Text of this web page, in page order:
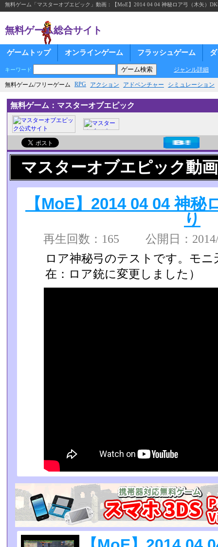
無料ゲーム「マスターオブエピック」動画：【MoE】2014 04 04 神秘ロア弓（木矢）
無料ゲーム総合サイト
ゲームトップ オンラインゲーム フラッシュゲーム
キーワード ジャンル詳細
無料ゲーム/フリーゲーム RPG アクション アドベンチャー シミュレーション
無料ゲーム：マスターオブエピック
マスターオブエピック動画
【MoE】2014 04 04 神
り
再生回数：165 公開日：
ロア神秘弓のテストです。モニ
在：ロア銃に変更しました）